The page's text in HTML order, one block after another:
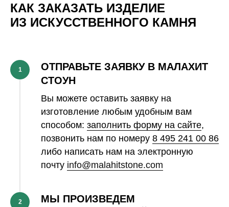
КАК ЗАКАЗАТЬ ИЗДЕЛИЕ
ИЗ ИСКУССТВЕННОГО КАМНЯ
1
ОТПРАВЬТЕ ЗАЯВКУ В МАЛАХИТ
СТОУН
Вы можете оставить заявку на
изготовление любым удобным вам
способом: заполнить форму на сайте,
позвонить нам по номеру 8 495 241 00 86
либо написать нам на электронную
почту info@malahitstone.com
2
МЫ ПРОИЗВЕДЕМ